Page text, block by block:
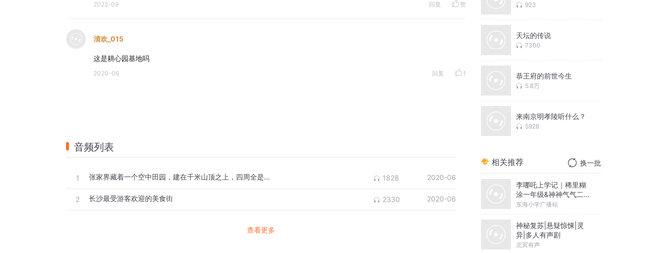
2022-09 回复 赞
清欢_015
这是耕心园基地吗
2020-06 回复 1
音频列表
1 张家界藏着一个空中田园，建在千米山顶之上，四周全是悬崖 1828 2020-06
2 长沙最受游客欢迎的美食街 2330 2020-06
查看更多
923
天坛的传说
7300
恭王府的前世今生
5.8万
来南京明孝陵听什么？
5928
相关推荐 换一批
李哪吒上学记｜稀里糊
涂一年级&神神气气二年
级
东海小学广播站
神秘复苏|悬疑惊悚|灵
异|多人有声剧
北冥有声